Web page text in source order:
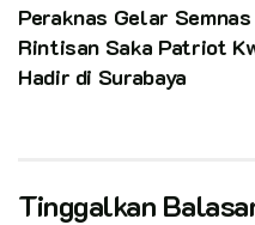
Peraknas Gelar
Rintisan Saka Patriot
Hadir di Surabaya
Tinggalkan